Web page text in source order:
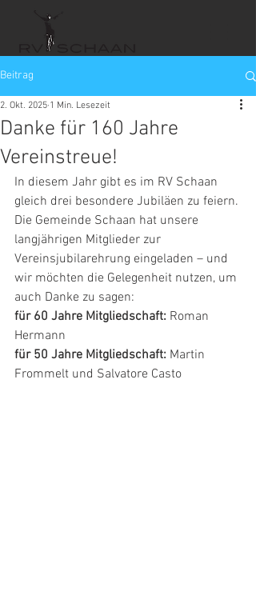
Beitrag
Danke für 160 Jahre
Vereinstreue!
2. Okt. 2025 1 Min. Lesezeit
In diesem Jahr gibt es im RV Schaan
gleich drei besondere Jubiläen zu feiern.
Die Gemeinde Schaan hat unsere
langjährigen Mitglieder zur
Vereinsjubilarehrung eingeladen – und
wir möchten die Gelegenheit nutzen, um
auch Danke zu sagen:
für 60 Jahre Mitgliedschaft: Roman
Hermann
für 50 Jahre Mitgliedschaft: Martin
Frommelt und Salvatore Casto